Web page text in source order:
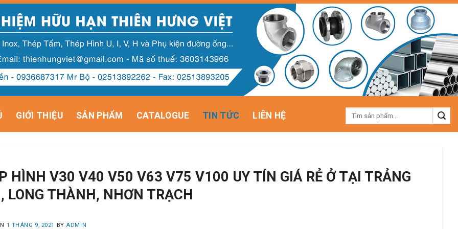
GIỚI THIỆU SẢN PHẨM CATALOGUE TIN TỨC LIÊN HỆ
Tìm
HÌNH V30 V40 V50 V63 V75 V100 UY TÍN GIÁ RẺ Ở TẠI TRẢNG
LONG THÀNH, NHƠN TRẠCH
1 THÁNG 9, 2021 BYADMIN